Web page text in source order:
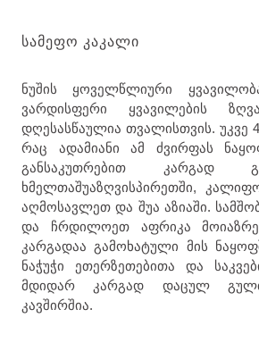
ᲡᲐᲛᲔᲤᲝ ᲙᲐᲙᲐᲚᲘ
ნუშის ყოველწლიური
ვარდისფერი ყვავილების
დღესასწაულია თვალისთვის. უკვე
რაც ადამიანი ამ ძვირფას
განსაკუთრებით კარგად
ხმელთაშუაზღვისპირეთში,
აღმოსავლეთ და შუა აზიაში.
და ჩრდილოეთ აფრიკა
კარგადაა გამოხატული მის
ნაჭუჭი ეთერზეთებითა და
მდიდარ კარგად დაცულ
კავშირშია.